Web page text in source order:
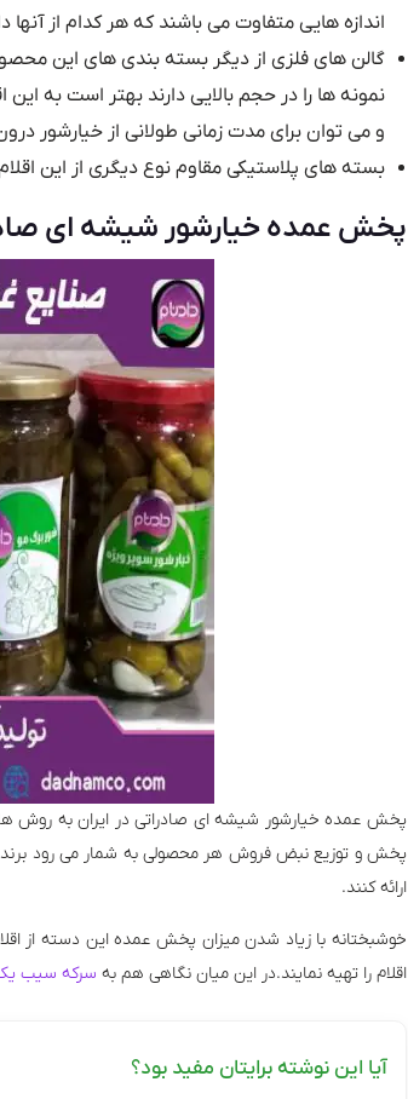
اندازه هایی متفاوت می باشند که هر کدام از
گالن های فلزی از دیگر بسته بندی های این
نمونه ها را در حجم بالایی دارند بهتر است به
و می توان برای مدت زمانی طولانی از خیارشور
بسته های پلاستیکی مقاوم نوع دیگری از این
پخش عمده خیارشور شیشه ای
پخش عمده خیارشور شیشه ای صادراتی در ایران به روش
پخش و توزیع نبض فروش هر محصولی به شمار می رود
ارائه کنند.
خوشبختانه با زیاد شدن میزان پخش عمده این دسته از
اقلام را تهیه نمایند.در این میان نگاهی هم به سرکه سیب
آیا این نوشته برایتان مفید بود؟